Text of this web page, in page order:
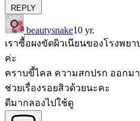
REPLY
beautysnake10 yr.
เราซื้อผงขัดผิวเนียนของโรงพย
ค่ะ
คราบขี้ไคล ความสกปรก ออกม
ช่วยเรื่องรอยสิวด้วยนะคะ
ดีมากลองไปใช้ดู